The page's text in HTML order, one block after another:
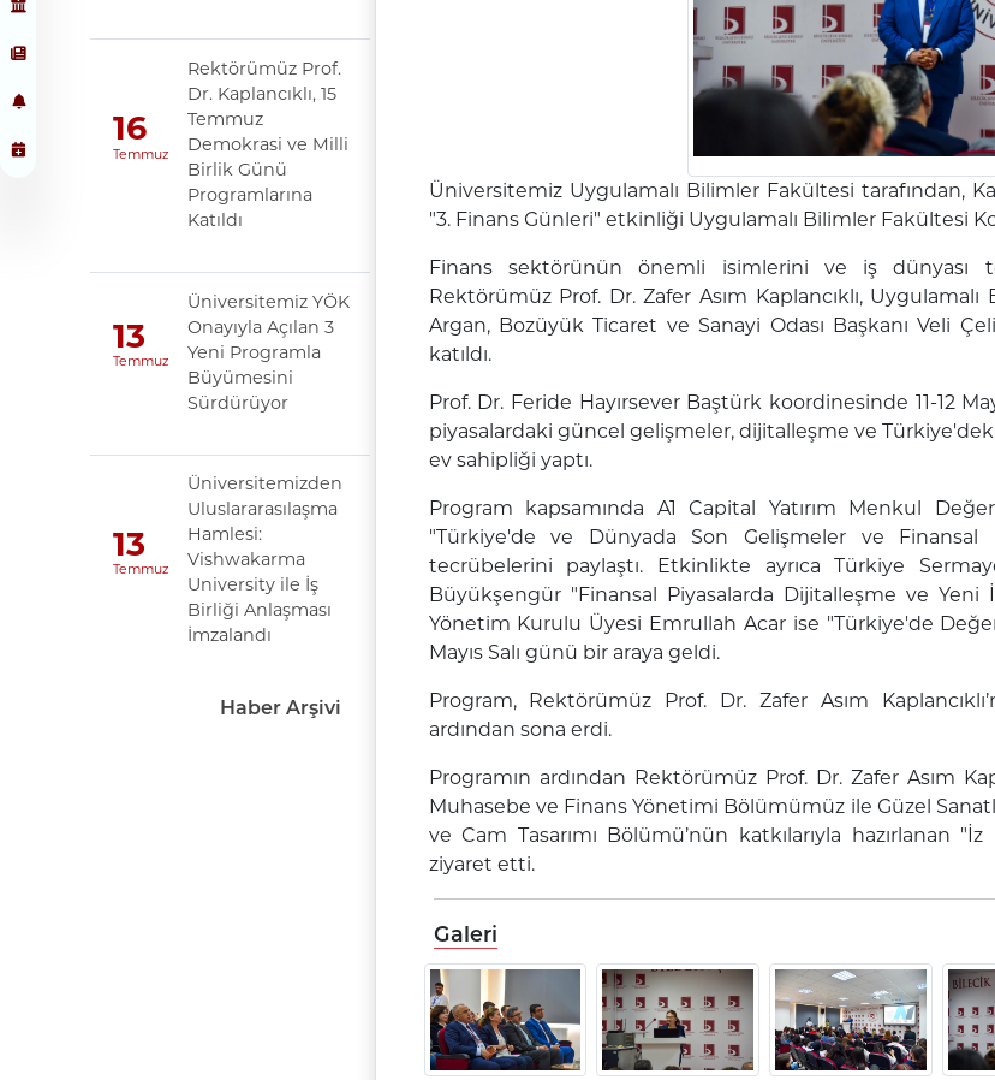
16
Temmuz
Rektörümüz Prof.
Dr. Kaplancıklı, 15
Temmuz
Demokrasi ve Milli
Birlik Günü
Programlarına
Katıldı
13
Temmuz
Üniversitemiz YÖK
Onayıyla Açılan 3
Yeni Programla
Büyümesini
Sürdürüyor
13
Temmuz
Üniversitemizden
Uluslararasılaşma
Hamlesi:
Vishwakarma
University ile İş
Birliği Anlaşması
İmzalandı
Haber Arşivi
Üniversitemiz Uygulamalı Bilimler Fakültesi tarafından,
"3. Finans Günleri" etkinliği Uygulamalı Bilimler Fakültesi
Finans sektörünün önemli isimlerini ve iş dünyası
Rektörümüz Prof. Dr. Zafer Asım Kaplancıklı,
Argan, Bozüyük Ticaret ve Sanayi Odası Başkanı Veli
katıldı.
Prof. Dr. Feride Hayırsever Baştürk koordinesinde 11-12
piyasalardaki güncel gelişmeler, dijitalleşme ve
ev sahipliği yaptı.
Program kapsamında A1 Capital Yatırım Menkul
"Türkiye'de ve Dünyada Son Gelişmeler ve Finansal
tecrübelerini paylaştı. Etkinlikte ayrıca Türkiye
Büyükşengür "Finansal Piyasalarda Dijitalleşme ve Yeni
Yönetim Kurulu Üyesi Emrullah Acar ise "Türkiye'de
Mayıs Salı günü bir araya geldi.
Program, Rektörümüz Prof. Dr. Zafer Asım
ardından sona erdi.
Programın ardından Rektörümüz Prof. Dr. Zafer Asım
Muhasebe ve Finans Yönetimi Bölümümüz ile Güzel
ve Cam Tasarımı Bölümü’nün katkılarıyla hazırlanan
ziyaret etti.
Galeri